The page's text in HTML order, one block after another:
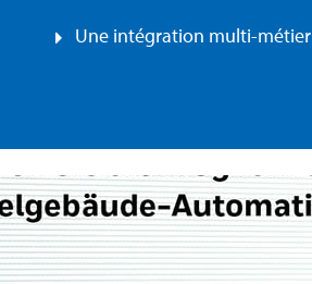
Une intégration multi-métier